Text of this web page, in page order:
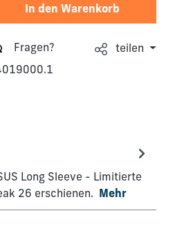
Gib den gewünschten
In den Warenkorb
Fragen?
teilen
Long Sleeve - Limitierte
26 erschienen. Mehr